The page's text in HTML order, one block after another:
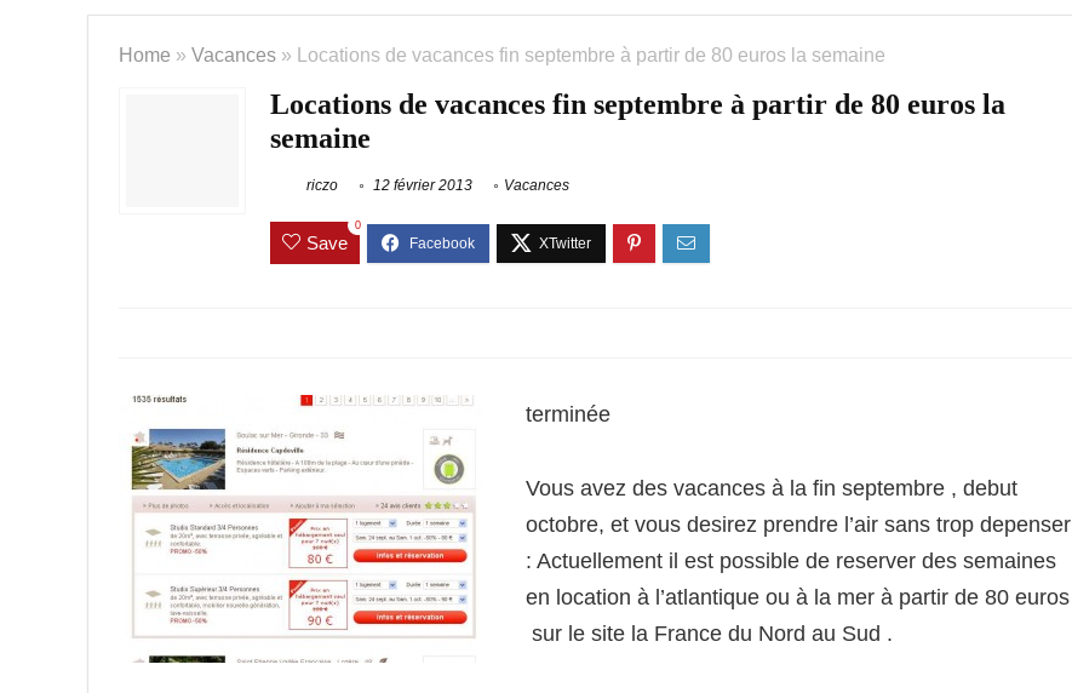
Home » Vacances » Locations de vacances fin septembre à partir de 80 euros la semaine
Locations de vacances fin septembre à partir de 80 euros la
semaine
riczo 12 février 2013 Vacances
Save
0
terminée
Vous avez des vacances à la fin septembre , debut
octobre, et vous desirez prendre l’air sans trop depenser
: Actuellement il est possible de reserver des semaines
en location à l’atlantique ou à la mer à partir de 80 euros
sur le site la France du Nord au Sud .